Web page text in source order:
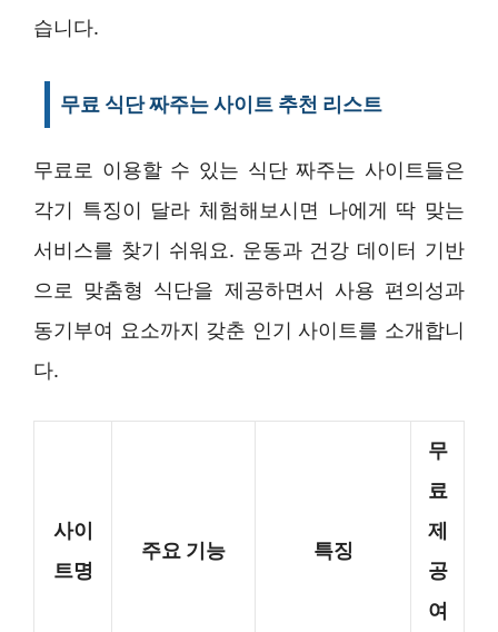
습니다.
무료 식단 짜주는 사이트 추천 리스트
무료로 이용할 수 있는 식단 짜주는 사이트들은
각기 특징이 달라 체험해보시면 나에게 딱 맞는
서비스를 찾기 쉬워요. 운동과 건강 데이터 기반
으로 맞춤형 식단을 제공하면서 사용 편의성과
동기부여 요소까지 갖춘 인기 사이트를 소개합니
다.
사이
트명
주요 기능 특징
무
료
제
공
여